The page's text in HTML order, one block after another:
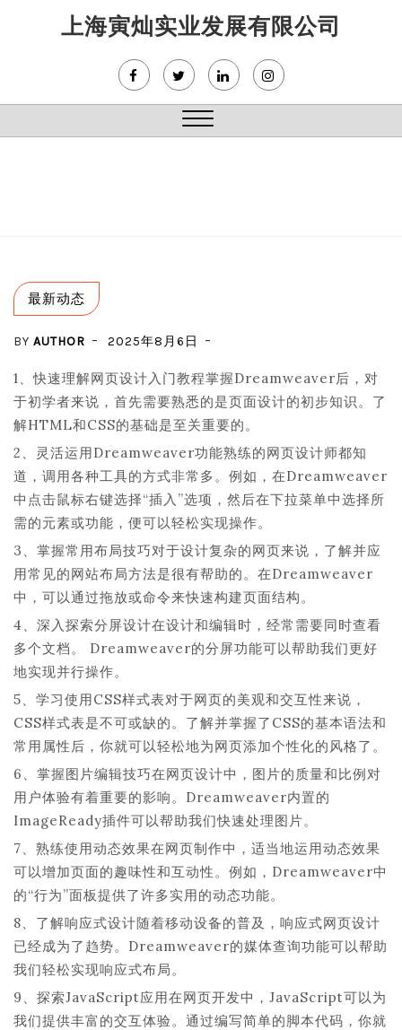
上海寅灿实业发展有限公司
Close
最新动态
BY AUTHOR 2025年8月6日
1、快速理解网页设计入门教程掌握Dreamweaver后，对
于初学者来说，首先需要熟悉的是页面设计的初步知识。了
解HTML和CSS的基础是至关重要的。
2、灵活运用Dreamweaver功能熟练的网页设计师都知
道，调用各种工具的方式非常多。例如，在Dreamweaver
中点击鼠标右键选择“插入”选项，然后在下拉菜单中选择所
需的元素或功能，便可以轻松实现操作。
3、掌握常用布局技巧对于设计复杂的网页来说，了解并应
用常见的网站布局方法是很有帮助的。在Dreamweaver
中，可以通过拖放或命令来快速构建页面结构。
4、深入探索分屏设计在设计和编辑时，经常需要同时查看
多个文档。 Dreamweaver的分屏功能可以帮助我们更好
地实现并行操作。
5、学习使用CSS样式表对于网页的美观和交互性来说，
CSS样式表是不可或缺的。了解并掌握了CSS的基本语法和
常用属性后，你就可以轻松地为网页添加个性化的风格了。
6、掌握图片编辑技巧在网页设计中，图片的质量和比例对
用户体验有着重要的影响。Dreamweaver内置的
ImageReady插件可以帮助我们快速处理图片。
7、熟练使用动态效果在网页制作中，适当地运用动态效果
可以增加页面的趣味性和互动性。例如，Dreamweaver中
的“行为”面板提供了许多实用的动态功能。
8、了解响应式设计随着移动设备的普及，响应式网页设计
已经成为了趋势。Dreamweaver的媒体查询功能可以帮助
我们轻松实现响应式布局。
9、探索JavaScript应用在网页开发中，JavaScript可以为
我们提供丰富的交互体验。通过编写简单的脚本代码，你就